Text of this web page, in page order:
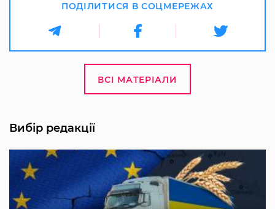
ПОДІЛИТИСЯ В СОЦМЕРЕЖАХ
ВСІ МАТЕРІАЛИ
Вибір редакції